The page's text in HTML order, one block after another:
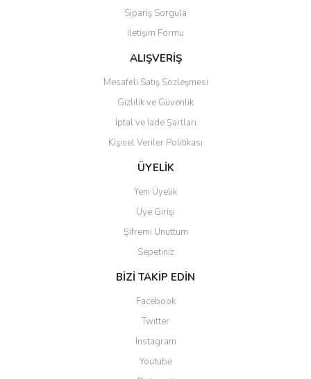
Sipariş Sorgula
İletişim Formu
ALIŞVERİŞ
Mesafeli Satış Sözleşmesi
Gizlilik ve Güvenlik
İptal ve İade Şartları
Kişisel Veriler Politikası
ÜYELİK
Yeni Üyelik
Üye Girişi
Şifremi Unuttum
Sepetiniz
BİZİ TAKİP EDİN
Facebook
Twitter
Instagram
Youtube